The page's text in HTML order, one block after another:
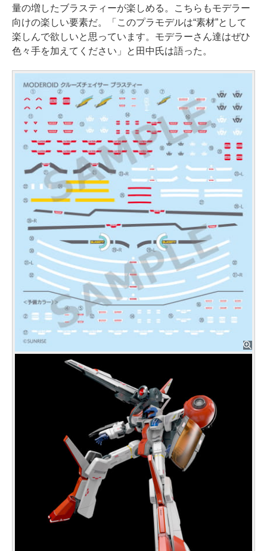
量の増したブラスティーが楽しめる。こちらもモデラー
向けの楽しい要素だ。「このプラモデルは“素材”として
楽しんで欲しいと思っています。モデラーさん達はぜひ
色々手を加えてください」と田中氏は語った。